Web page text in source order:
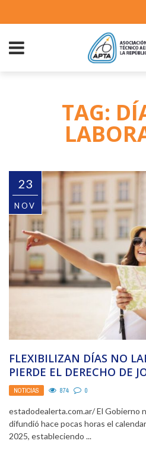
TAG:
23
NOV
FLEXIBILIZAN DÍAS NO
PIERDE EL DERECHO DE
CON DOBLE ...
NOTICIAS 874 0
estadodealerta.com.ar/ El Gobierno
difundió hace pocas horas el
2025, estableciendo ...